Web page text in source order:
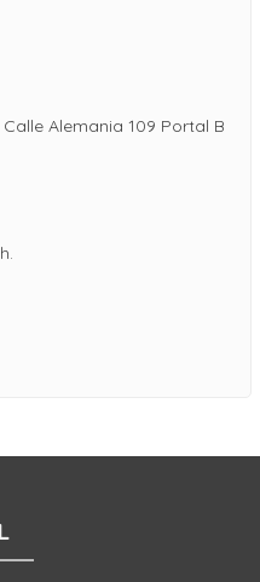
Alemania 109 Portal B